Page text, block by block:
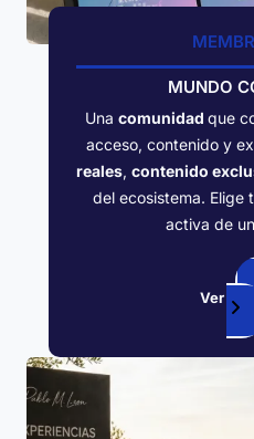
MUNDO
Una comunidad que
acceso, contenido y
reales, contenido
del ecosistema. Elige
activa de
Ver